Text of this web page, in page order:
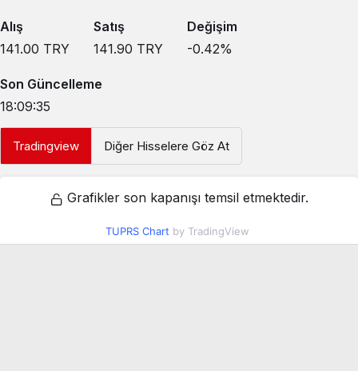
Alış
141.00 TRY
Satış
141.90 TRY
Değişim
-0.42%
Son Güncelleme
18:09:35
Tradingview Diğer Hisselere Göz At
Grafikler son kapanışı temsil etmektedir.
TUPRS Chart by TradingView